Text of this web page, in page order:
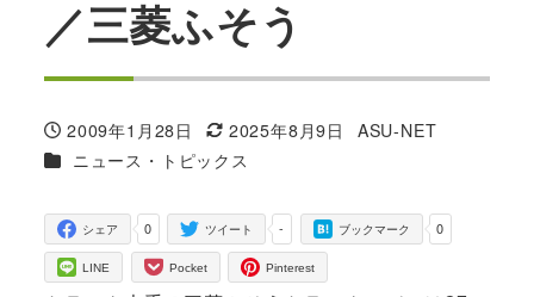
／三菱ふそう
投稿日
2009年1月28日
更新日
2025年8月9日
著
ASU-NET
カテゴリー
ニュース・トピックス
0
シェア -
ツイート 0
ブックマーク
LINE Pocket Pinterest